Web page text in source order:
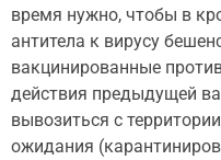
время нужно, чтобы в
антитела к вирусу
вакцинированные
действия предыдущей
вывозиться с
ожидания